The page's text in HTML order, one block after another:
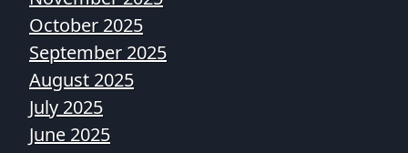
October 2025
September 2025
August 2025
July 2025
June 2025